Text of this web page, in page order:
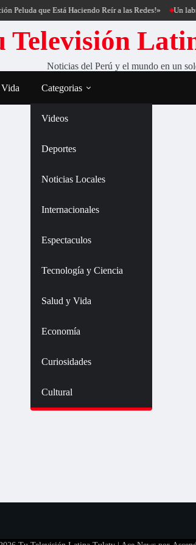
Peluda que Está Haciendo Reír a las Redes!» Un
Televisión
Noticias del Perú y el mundo en un
Categorias
Videos
Deportes
Noticias Locales
Internacionales
Espectaculos
Tecnología y Ciencia
Salud y Vida
Economía
Curiosidades
Cultural